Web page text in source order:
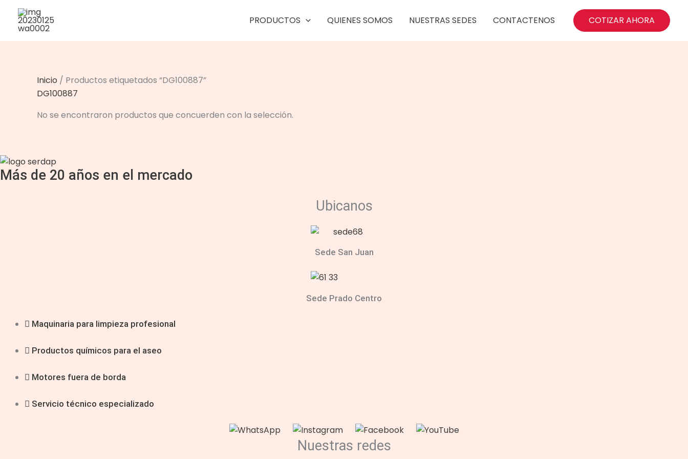
contenido
PRODUCTOS QUIENES SOMOS NUESTRAS SEDES CONTACTENOS COTIZAR AHORA
Inicio / Productos etiquetados “DG100887”
DG100887
No se encontraron productos que concuerden con la selección.
Más de 20 años en el mercado
Ubicanos
Sede San Juan
Sede Prado Centro
Maquinaria para limpieza profesional
Productos químicos para el aseo
Motores fuera de borda
Servicio técnico especializado
Nuestras redes